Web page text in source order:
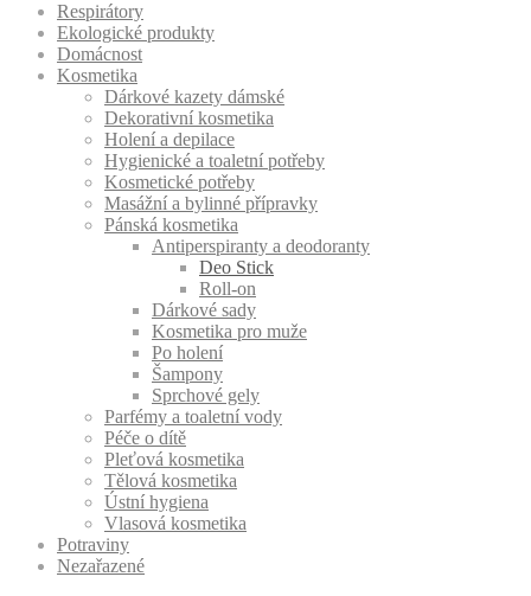
Respirátory
Ekologické produkty
Domácnost
Kosmetika
Dárkové kazety dámské
Dekorativní kosmetika
Holení a depilace
Hygienické a toaletní potřeby
Kosmetické potřeby
Masážní a bylinné přípravky
Pánská kosmetika
Antiperspiranty a deodoranty
Deo Stick
Roll-on
Dárkové sady
Kosmetika pro muže
Po holení
Šampony
Sprchové gely
Parfémy a toaletní vody
Péče o dítě
Pleťová kosmetika
Tělová kosmetika
Ústní hygiena
Vlasová kosmetika
Potraviny
Nezařazené